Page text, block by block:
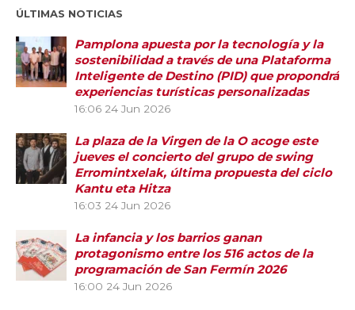
ÚLTIMAS NOTICIAS
Pamplona apuesta por la tecnología y la
sostenibilidad a través de una Plataforma
Inteligente de Destino (PID) que propondrá
experiencias turísticas personalizadas
16:06 24 Jun 2026
La plaza de la Virgen de la O acoge este
jueves el concierto del grupo de swing
Erromintxelak, última propuesta del ciclo
Kantu eta Hitza
16:03 24 Jun 2026
La infancia y los barrios ganan
protagonismo entre los 516 actos de la
programación de San Fermín 2026
16:00 24 Jun 2026